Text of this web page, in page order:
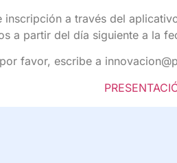
inscripción a través del
a partir del día siguiente a la
favor, escribe a